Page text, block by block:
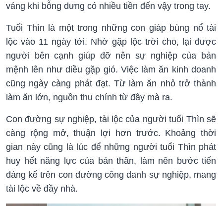
váng khi bỗng dưng có nhiều tiền đến vậy trong tay.
Tuổi Thìn là một trong những con giáp bùng nổ tài
lộc vào 11 ngày tới. Nhờ gặp lộc trời cho, lại được
người bên cạnh giúp đỡ nên sự nghiệp của bản
mệnh lên như diều gặp gió. Việc làm ăn kinh doanh
cũng ngày càng phát đạt. Từ làm ăn nhỏ trở thành
làm ăn lớn, nguồn thu chính từ đây mà ra.
Con đường sự nghiệp, tài lộc của người tuổi Thìn sẽ
càng rộng mở, thuận lợi hơn trước. Khoảng thời
gian này cũng là lúc để những người tuổi Thìn phát
huy hết năng lực của bản thân, làm nên bước tiến
đáng kể trên con đường công danh sự nghiệp, mang
tài lộc về đầy nhà.